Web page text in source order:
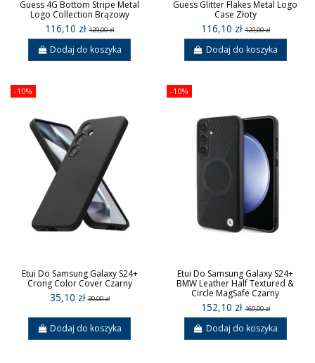
Guess 4G Bottom Stripe Metal
Logo Collection Brązowy
116,10 zł129,00 zł
Dodaj do koszyka
Guess Glitter Flakes Metal Logo
Case Złoty
116,10 zł 129,00 zł
Dodaj do koszyka
-10%
Etui Do Samsung Galaxy S24+
Crong Color Cover Czarny
35,10 zł39,00 zł
Dodaj do koszyka
-10%
Etui Do Samsung Galaxy S24+
BMW Leather Half Textured &
Circle MagSafe Czarny
152,10 zł 169,00 zł
Dodaj do koszyka